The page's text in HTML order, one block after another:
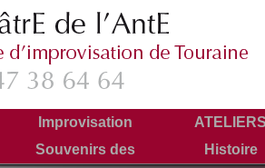
Improvisation
Souvenirs des
Histoire